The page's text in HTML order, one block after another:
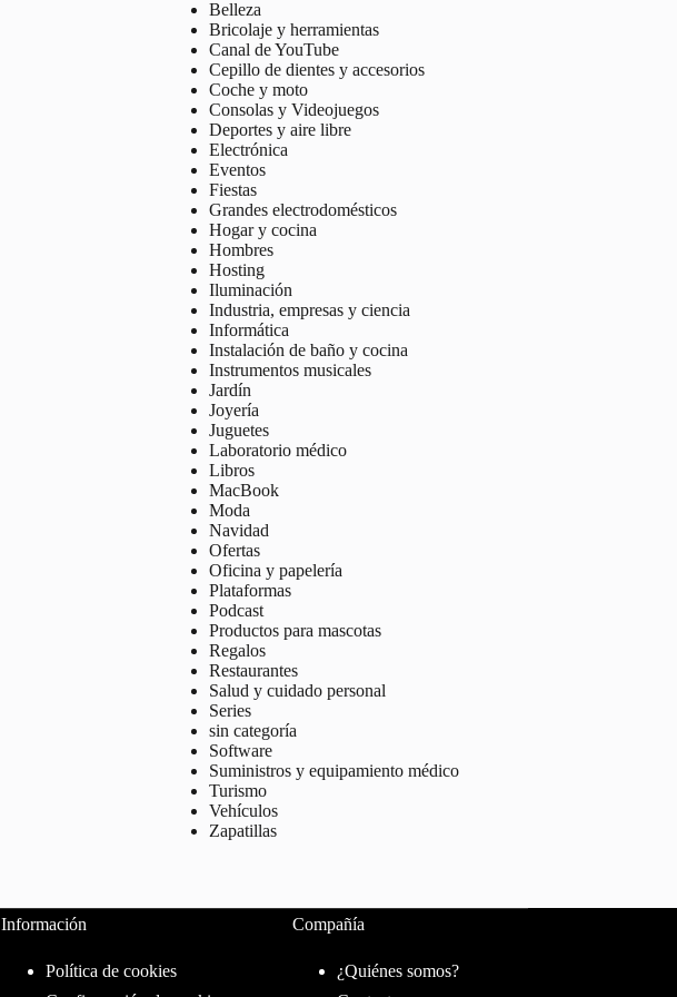
Belleza
Bricolaje y herramientas
Canal de YouTube
Cepillo de dientes y accesorios
Coche y moto
Consolas y Videojuegos
Deportes y aire libre
Electrónica
Eventos
Fiestas
Grandes electrodomésticos
Hogar y cocina
Hombres
Hosting
Iluminación
Industria, empresas y ciencia
Informática
Instalación de baño y cocina
Instrumentos musicales
Jardín
Joyería
Juguetes
Laboratorio médico
Libros
MacBook
Moda
Navidad
Ofertas
Oficina y papelería
Plataformas
Podcast
Productos para mascotas
Regalos
Restaurantes
Salud y cuidado personal
Series
sin categoría
Software
Suministros y equipamiento médico
Turismo
Vehículos
Zapatillas
Información
Política de cookies
Compañía
¿Quiénes somos?